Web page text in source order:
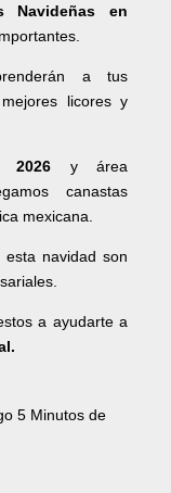
Navideñas en
a tus
licores y
2026 y área
canastas
mexicana.
navidad son
a ayudarte a
5 Minutos de